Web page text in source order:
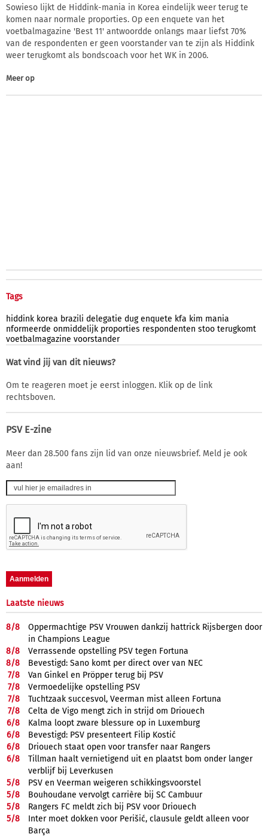
Sowieso lijkt de Hiddink-mania in Korea eindelijk weer terug te
komen naar normale proporties. Op een enquete van het
voetbalmagazine 'Best 11' antwoordde onlangs maar liefst 70%
van de respondenten er geen voorstander van te zijn als Hiddink
weer terugkomt als bondscoach voor het WK in 2006.
Meer op
Tags
hiddink korea brazili delegatie dug enquete kfa kim mania
nformeerde onmiddelijk proporties respondenten stoo terugkomt
voetbalmagazine voorstander
Wat vind jij van dit nieuws?
Om te reageren moet je eerst inloggen. Klik op de link
rechtsboven.
PSV E-zine
Meer dan 28.500 fans zijn lid van onze nieuwsbrief. Meld je ook
aan!
Laatste nieuws
8/8
Oppermachtige PSV Vrouwen dankzij hattrick Rijsbergen door
in Champions League
8/8
Verrassende opstelling PSV tegen Fortuna
8/8
Bevestigd: Sano komt per direct over van NEC
7/8
Van Ginkel en Pröpper terug bij PSV
7/8
Vermoedelijke opstelling PSV
7/8
Tuchtzaak succesvol, Veerman mist alleen Fortuna
7/8
Celta de Vigo mengt zich in strijd om Driouech
6/8
Kalma loopt zware blessure op in Luxemburg
6/8
Bevestigd: PSV presenteert Filip Kostić
6/8
Driouech staat open voor transfer naar Rangers
6/8
Tillman haalt vernietigend uit en plaatst bom onder langer
verblijf bij Leverkusen
5/8
PSV en Veerman weigeren schikkingsvoorstel
5/8
Bouhoudane vervolgt carrière bij SC Cambuur
5/8
Rangers FC meldt zich bij PSV voor Driouech
5/8
Inter moet dokken voor Perišić, clausule geldt alleen voor
Barça